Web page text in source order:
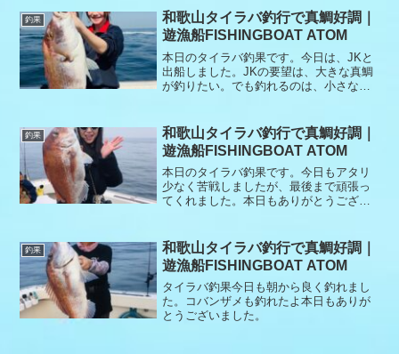
釣果
和歌山タイラバ釣行で真鯛好調｜
遊漁船FISHINGBOAT ATOM
本日のタイラバ釣果です。今日は、JKと
出船しました。JKの要望は、大きな真鯛
が釣りたい。でも釣れるのは、小さな真
た。本日もありがとうございました。
釣果
和歌山タイラバ釣行で真鯛好調｜
遊漁船FISHINGBOAT ATOM
本日のタイラバ釣果です。今日もアタリ
少なく苦戦しましたが、最後まで頑張っ
てくれました。本日もありがとうござい
釣果
和歌山タイラバ釣行で真鯛好調｜
遊漁船FISHINGBOAT ATOM
タイラバ釣果今日も朝から良く釣れまし
た。コバンザメも釣れたよ本日もありが
とうございました。